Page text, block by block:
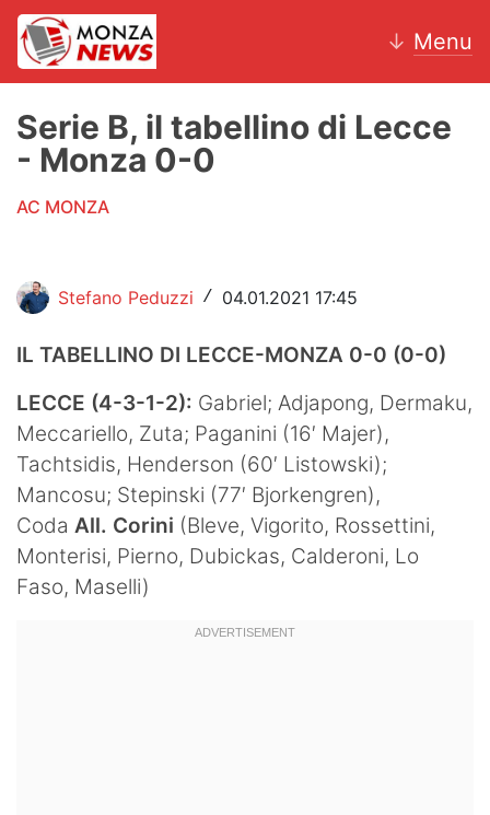
↓ Menu
Calcio
Hockey
Altri sport
Hockey
Pallanuoto
Serie B, il tabellino di Lecce
- Monza 0-0
AC MONZA
Stefano Peduzzi / 04.01.2021 17:45
IL TABELLINO DI LECCE-MONZA 0-0 (0-0)
LECCE (4-3-1-2): Gabriel; Adjapong, Dermaku,
Meccariello, Zuta; Paganini (16′ Majer),
Tachtsidis, Henderson (60′ Listowski);
Mancosu; Stepinski (77′ Bjorkengren),
Coda All. Corini (Bleve, Vigorito, Rossettini,
Monterisi, Pierno, Dubickas, Calderoni, Lo
Faso, Maselli)